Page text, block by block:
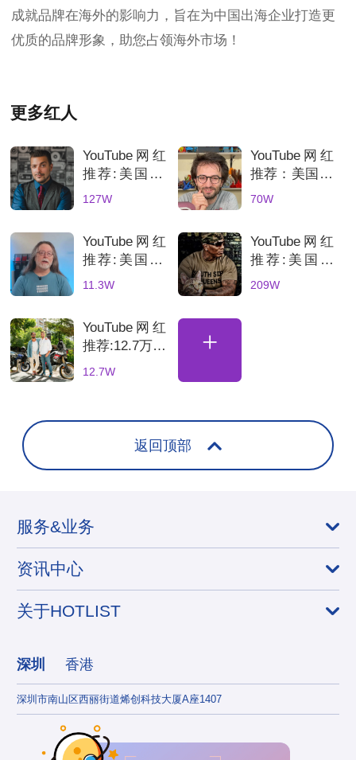
成就品牌在海外的影响力，旨在为中国出海企业打造更
优质的品牌形象，助您占领海外市场！
更多红人
YouTube网红
推荐:美国3C
科技数码测评
127W
YouTube网红
推荐：美国70
万粉丝3D打
评测账号解析
70W
YouTube网红
推荐:美国3D
打印机深度测
11.3W
YouTube网红
推荐:美国科
技网红高互动
209W
YouTube网红
推荐:12.7万粉
丝土耳其骑行
牌合
12.7W
+
返回顶部
服务&业务
资讯中心
关于HOTLIST
深圳 香港
深圳市南山区西丽街道烯创科技大厦A座1407